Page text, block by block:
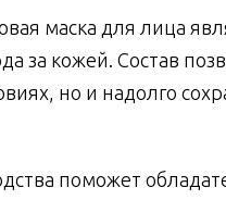
маска для лица
за кожей. Состав
но и надолго
поможет